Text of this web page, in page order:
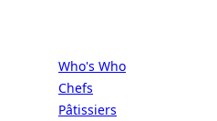
Who's Who
Chefs
Pâtissiers